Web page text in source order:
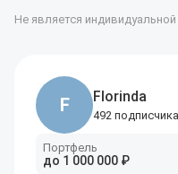
Не является
F Florinda
492 подписчика
Портфель
до 1 000 000 ₽